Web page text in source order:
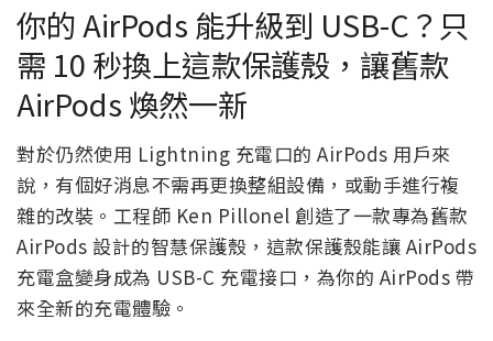
你的 AirPods 能升級到 USB-C？只
需 10 秒換上這款保護殼，讓舊款
AirPods 煥然一新
對於仍然使用 Lightning 充電口的 AirPods 用戶來
說，有個好消息不需再更換整組設備，或動手進行複
雜的改裝。工程師 Ken Pillonel 創造了一款專為舊款
AirPods 設計的智慧保護殼，這款保護殼能讓 AirPods
充電盒變身成為 USB-C 充電接口，為你的 AirPods 帶
來全新的充電體驗。